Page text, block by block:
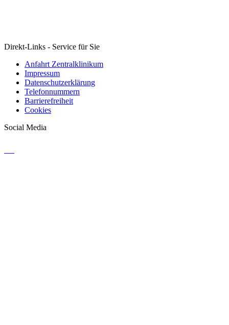
Direkt-Links - Service für Sie
Anfahrt Zentralklinikum
Impressum
Datenschutzerklärung
Telefonnummern
Barrierefreiheit
Cookies
Social Media